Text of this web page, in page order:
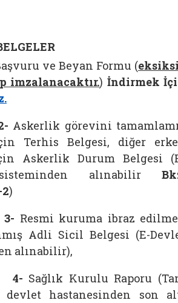
ve Beyan Formu (
imzalanacaktır.) İndirmek
Askerlik görevini
Terhis Belgesi, diğer
Askerlik Durum Belgesi
alınabilir
)
3- Resmi kuruma ibraz
Adli Sicil Belgesi (E-
alınabilir),
4- Sağlık Kurulu Raporu
devlet hastanesinden son